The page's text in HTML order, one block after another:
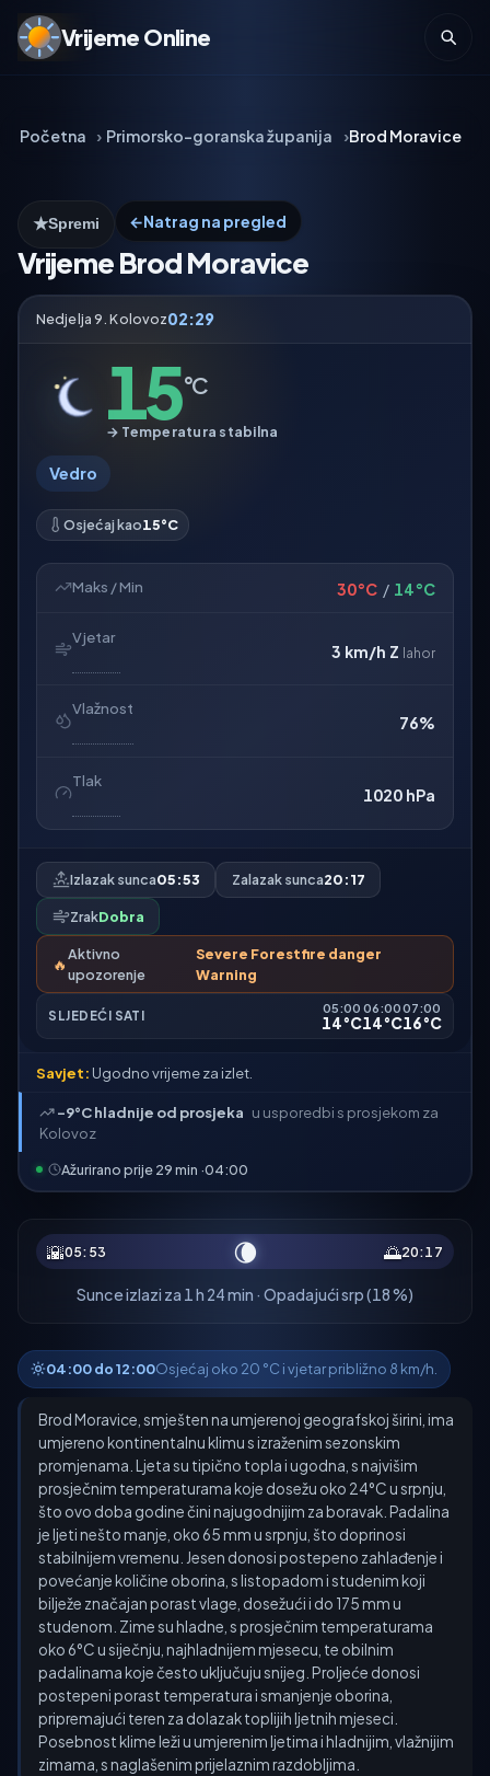
Vrijeme Online
Početna Primorsko-goranska županija Brod Moravice
←Natrag na pregled
Vrijeme Brod Moravice
★Spremi
Nedjelja 9. Kolovoz02:29
15°C
→ Temperatura stabilna
Vedro
Osjećaj kao15°C
Maks / Min 30°C / 14°C
Vjetar
3 km/h Z lahor
Vlažnost
76%
Tlak
1020 hPa
Izlazak sunca05:53 Zalazak sunca20:17
ZrakDobra
🔥
Aktivno
upozorenje
Severe Forestfire danger
Warning
SLJEDEĆI SATI
05:00
14°C
06:00
14°C
07:00
16°C
Savjet: Ugodno vrijeme za izlet.
-9°C hladnije od prosjeka u usporedbi s prosjekom za
Kolovoz
Ažurirano prije 29 min ·04:00
🌇05:53 🌘 🌅20:17
Sunce izlazi za 1 h 24 min · Opadajući srp (18 %)
04:00 do 12:00Osjećaj oko 20 °C i vjetar približno 8 km/h.
Brod Moravice, smješten na umjerenoj geografskoj širini, ima
umjereno kontinentalnu klimu s izraženim sezonskim
promjenama. Ljeta su tipično topla i ugodna, s najvišim
prosječnim temperaturama koje dosežu oko 24°C u srpnju,
što ovo doba godine čini najugodnijim za boravak. Padalina
je ljeti nešto manje, oko 65 mm u srpnju, što doprinosi
stabilnijem vremenu. Jesen donosi postepeno zahlađenje i
povećanje količine oborina, s listopadom i studenim koji
bilježe značajan porast vlage, dosežući i do 175 mm u
studenom. Zime su hladne, s prosječnim temperaturama
oko 6°C u siječnju, najhladnijem mjesecu, te obilnim
padalinama koje često uključuju snijeg. Proljeće donosi
postepeni porast temperatura i smanjenje oborina,
pripremajući teren za dolazak toplijih ljetnih mjeseci.
Posebnost klime leži u umjerenim ljetima i hladnijim, vlažnijim
zimama, s naglašenim prijelaznim razdobljima.